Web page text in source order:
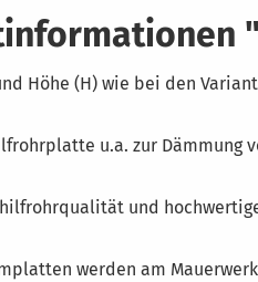
Höhe (H) wie bei den
u.a. zur Dämmung
und
werden am